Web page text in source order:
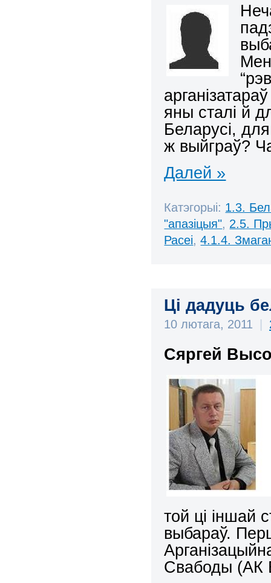
яны сталі й
Беларусі,
ж выйграў?
Далей »
Катэгорыі: 1.3.
"апазіцыя", 2.5.
Расеі,4.1.4.
Ці дадуць
10 лютага, 2011 |
Сяргей
той ці іншай
выбараў.
Свабоды (АК